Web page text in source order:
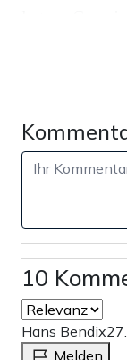
verbotene
„säkulare, linke
Linken-Politiker
Verbot des
verurteilt und
10
Hans Bendix
Melden